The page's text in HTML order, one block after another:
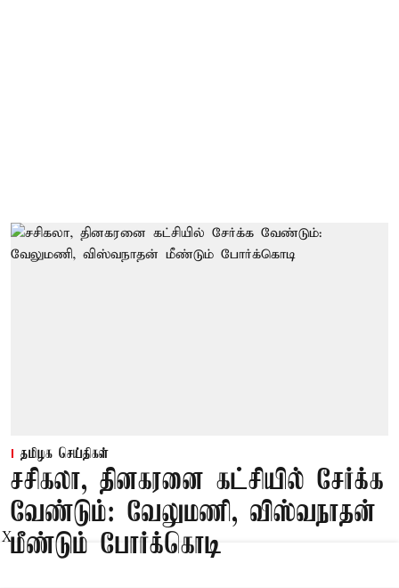
தமிழக செய்திகள்
சசிகலா, தினகரனை கட்சியில் சேர்க்க
வேண்டும்: வேலுமணி, விஸ்வநாதன்
மீண்டும் போர்க்கொடி
X